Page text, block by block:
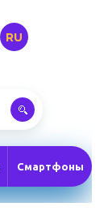
RU
Смартфоны